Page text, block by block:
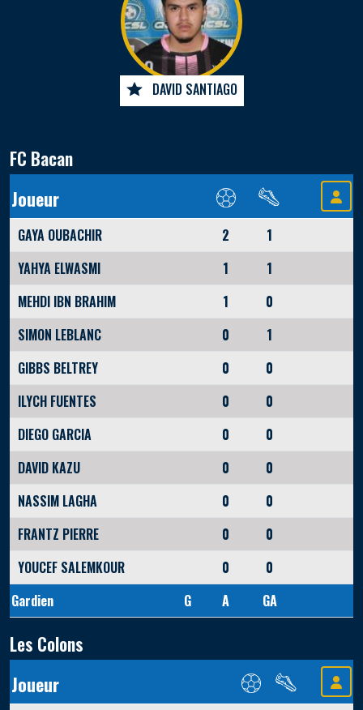
DAVID SANTIAGO
FC Bacan
Joueur
GAYA OUBACHIR 2
1
YAHYA ELWASMI
1
1
MEHDI IBN BRAHIM
1
0
SIMON LEBLANC
0
1
GIBBS BELTREY
0
0
ILYCH FUENTES
0
0
DIEGO GARCIA
0
0
DAVID KAZU
0
0
NASSIM LAGHA
0
0
FRANTZ PIERRE
0
0
YOUCEF SALEMKOUR
0
0
Gardien
G A GA
Les Colons
Joueur